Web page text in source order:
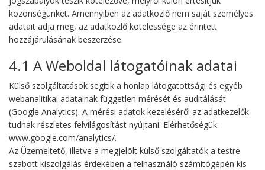
közönségünket. Amennyiben az adatközlő nem saját személyes
adatait adja meg, az adatközlő kötelessége az érintett
hozzájárulásának beszerzése.
4.1 A Weboldal látogatóinak adatai
Külső szolgáltatások segítik a honlap látogatottsági és egyéb
webanalitikai adatainak független mérését és auditálását
(Google Analytics). A mérési adatok kezeléséről az adatkezelők
tudnak részletes felvilágosítást nyújtani. Elérhetőségük:
www.google.com/analytics/.
Az Üzemeltető, illetve a megjelölt külső szolgáltatók a testre
szabott kiszolgálás érdekében a felhasználó számítógépén kis